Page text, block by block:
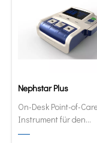
Nephstar Plus
On-Desk Point-of-
Instrument für den
Schnelltest von HbA1C,